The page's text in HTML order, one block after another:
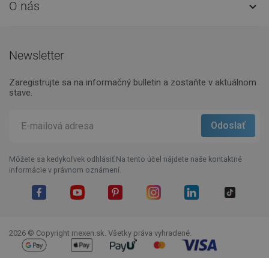
O nás 
Newsletter
Zaregistrujte sa na informačný bulletin a zostaňte v aktuálnom
stave.
Môžete sa kedykoľvek odhlásiť.Na tento účel nájdete naše kontaktné
informácie v právnom oznámení.
2026 © Copyright mexen.sk. Všetky práva vyhradené.